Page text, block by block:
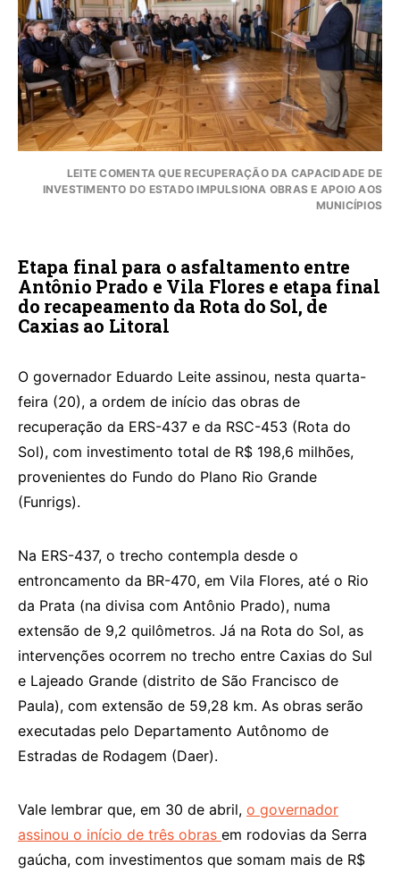
LEITE COMENTA QUE RECUPERAÇÃO DA CAPACIDADE DE
INVESTIMENTO DO ESTADO IMPULSIONA OBRAS E APOIO AOS
MUNICÍPIOS
Etapa final para o asfaltamento entre
Antônio Prado e Vila Flores e etapa final
do recapeamento da Rota do Sol, de
Caxias ao Litoral
O governador Eduardo Leite assinou, nesta quarta-
feira (20), a ordem de início das obras de
recuperação da ERS-437 e da RSC-453 (Rota do
Sol), com investimento total de R$ 198,6 milhões,
provenientes do Fundo do Plano Rio Grande
(Funrigs).
Na ERS-437, o trecho contempla desde o
entroncamento da BR-470, em Vila Flores, até o Rio
da Prata (na divisa com Antônio Prado), numa
extensão de 9,2 quilômetros. Já na Rota do Sol, as
intervenções ocorrem no trecho entre Caxias do Sul
e Lajeado Grande (distrito de São Francisco de
Paula), com extensão de 59,28 km. As obras serão
executadas pelo Departamento Autônomo de
Estradas de Rodagem (Daer).
Vale lembrar que, em 30 de abril, o governador
assinou o início de três obras em rodovias da Serra
gaúcha, com investimentos que somam mais de R$